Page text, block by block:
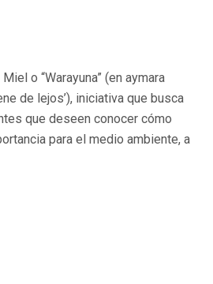
o “Warayuna” (en aymara
de lejos’), iniciativa que busca
que deseen conocer cómo
para el medio ambiente, a